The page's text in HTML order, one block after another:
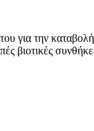
για την
βιοτικές